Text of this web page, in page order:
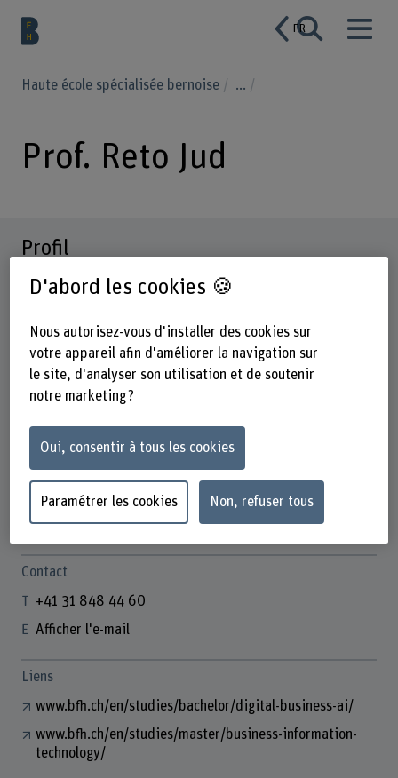
FR
Haute école spécialisée bernoise ...
Prof. Reto Jud
Profil
Studiengangsleiter
Contact
+41 31 848 44 60
Afficher l'e-mail
Liens
www.bfh.ch/en/studies/bachelor/digital-business-ai/
www.bfh.ch/en/studies/master/business-information-
technology/
D'abord les cookies 🍪
Nous autorisez-vous d'installer des cookies sur
votre appareil afin d'améliorer la navigation sur
le site, d'analyser son utilisation et de soutenir
notre marketing ?
Oui, consentir à tous les cookies
Paramétrer les cookies Non, refuser tous